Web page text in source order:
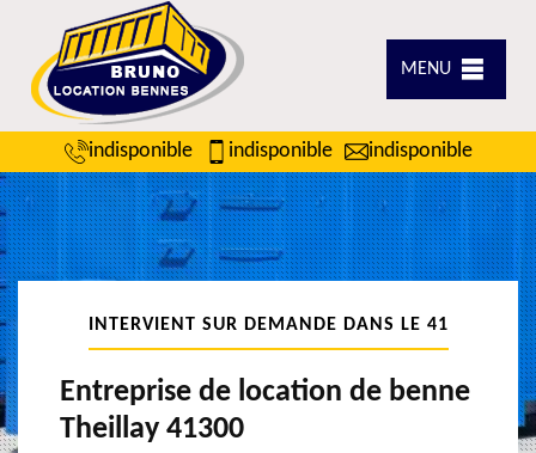
MENU
indisponible indisponible indisponible
INTERVIENT SUR DEMANDE DANS LE 41
Entreprise de location de benne
Theillay 41300